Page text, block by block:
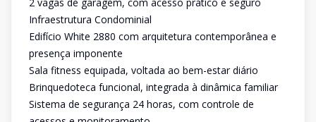
Infraestrutura Condominial
Edifício White 2880 com arquitetura contemporânea e
presença imponente
Sala fitness equipada, voltada ao bem-estar diário
Brinquedoteca funcional, integrada à dinâmica familiar
Sistema de segurança 24 horas, com controle de